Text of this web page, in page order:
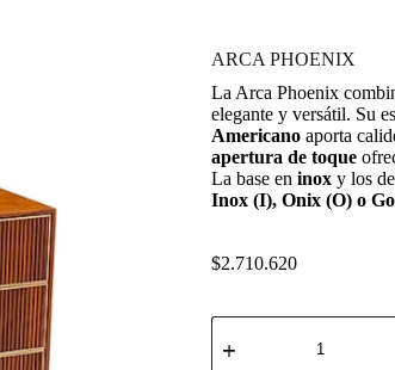
ARCA PHOENIX
La Arca Phoenix
elegante y versátil. Su
Americanoaporta
apertura de toque
La base en inoxy los
Inox (I), Onix (O) o
$2.710.620
ARCA
PHOENIX